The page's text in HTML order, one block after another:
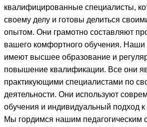
квалифицированные специалисты,
своему делу и готовы делиться
опытом. Они грамотно составляют
вашего комфортного обучения. Наши
имеют высшее образование и
повышение квалификации. Все они
практикующими специалистами по
деятельности. Они используют
обучения и индивидуальный подход к
Мы гордимся нашим педагогическим